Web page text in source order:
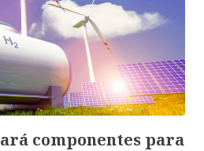
componentes para